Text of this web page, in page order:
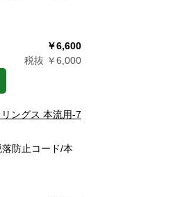
￥6,600
税抜 ￥6,000
リングス 本流用-7
防止コード/本